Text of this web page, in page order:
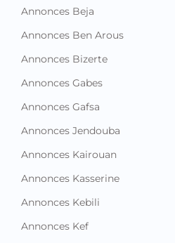
Annonces Beja
Annonces Ben Arous
Annonces Bizerte
Annonces Gabes
Annonces Gafsa
Annonces Jendouba
Annonces Kairouan
Annonces Kasserine
Annonces Kebili
Annonces Kef